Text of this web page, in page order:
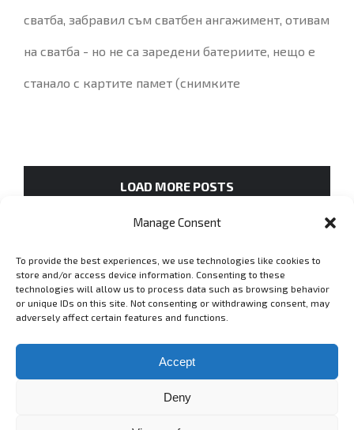
Manage Consent
To provide the best experiences, we use technologies like cookies to
store and/or access device information. Consenting to these
technologies will allow us to process data such as browsing behavior
or unique IDs on this site. Not consenting or withdrawing consent, may
adversely affect certain features and functions.
Accept
Deny
сватба, забравил съм сватбен ангажимент, отивам
на сватба - но не са заредени батериите, нещо е
станало с картите памет (снимките
LOAD MORE POSTS
GET SOCIAL